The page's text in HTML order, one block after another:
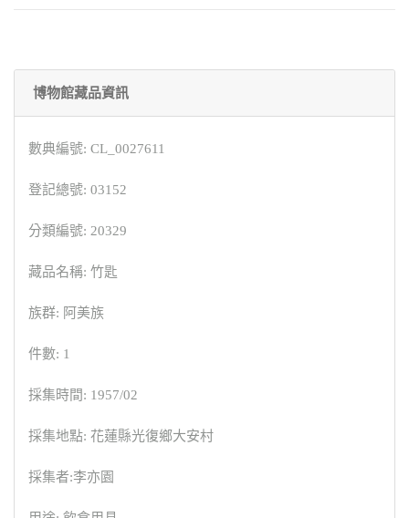
博物館藏品資訊
數典編號: CL_0027611
登記總號: 03152
分類編號: 20329
藏品名稱: 竹匙
族群: 阿美族
件數: 1
採集時間: 1957/02
採集地點: 花蓮縣光復鄉大安村
採集者:李亦園